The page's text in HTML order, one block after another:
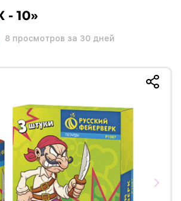
- 10»
8 просмотров за 30 дней